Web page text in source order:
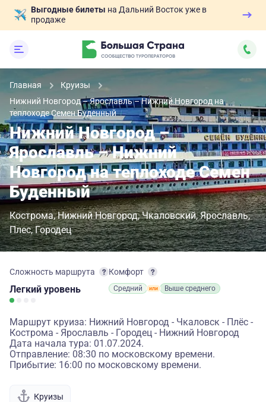
Выгодные билеты на Дальний Восток уже в
продаже
Главная
Круизы
Нижний Новгород – Ярославль – Нижний Новгород на
теплоходе Семен Буденный
Нижний Новгород –
Ярославль – Нижний
Новгород на теплоходе Семен
Буденный
Кострома Нижний Новгород Чкаловский Ярославль
Плес Городец
Сложность маршрута
Легкий уровень
Комфорт
Средний Выше среднего
Маршрут круиза: Нижний Новгород - Чкаловск - Плёс -
Кострома - Ярославль - Городец - Нижний Новгород
Дата начала тура: 01.07.2024.
Отправление: 08:30 по московскому времени.
Прибытие: 16:00 по московскому времени.
Круизы